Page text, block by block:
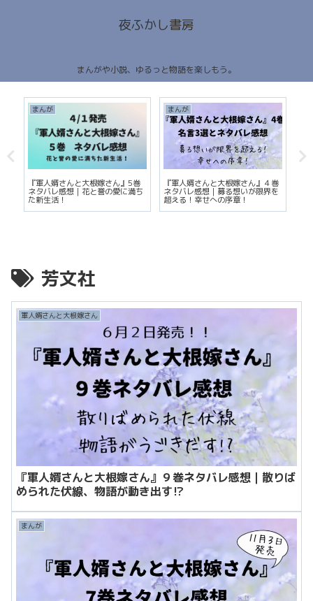
夜ふかし書房
まんがや小説、ゆるっと物語を楽しもう。
まんが
『軍人婿さんと大根嫁さん』5巻
ネタバレ感想｜花と誉の愛に満ち
た新生活！
まんが
『軍人婿さんと大根嫁さん』４巻
ネタバレ感想｜募る想いが限界を
超える！幸せへの序章！
芳文社
軍人婿さんと大根嫁さん
『軍人婿さんと大根嫁さん』９巻ネタバレ感想｜散りば
められた伏線、物語が動き出す⁉
まんが